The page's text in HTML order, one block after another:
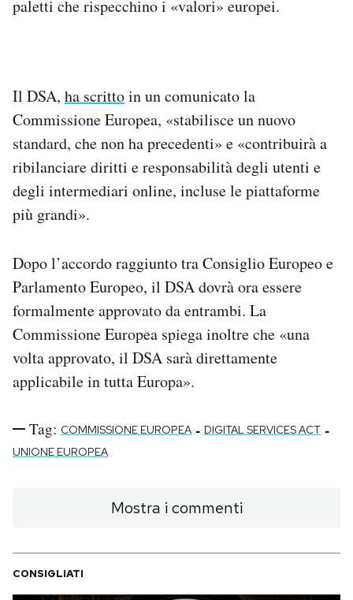
paletti che rispecchino i «valori» europei.
Il DSA, ha scrittoin un comunicato la
Commissione Europea, «stabilisce un nuovo
standard, che non ha precedenti» e «contribuirà a
ribilanciare diritti e responsabilità degli utenti e
degli intermediari online, incluse le piattaforme
più grandi».
Dopo l’accordo raggiunto tra Consiglio Europeo e
Parlamento Europeo, il DSA dovrà ora essere
formalmente approvato da entrambi. La
Commissione Europea spiega inoltre che «una
volta approvato, il DSA sarà direttamente
applicabile in tutta Europa».
Tag: COMMISSIONE EUROPEA - DIGITAL SERVICES ACT -
UNIONE EUROPEA
Mostra i commenti
CONSIGLIATI